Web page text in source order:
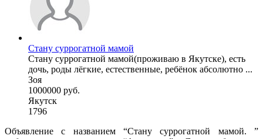
Стану суррогатной мамой
Стану суррогатной мамой(проживаю в Якутске), есть
дочь, роды лёгкие, естественные, ребёнок абсолютно ...
Зоя
1000000 руб.
Якутск
1796
Объявление с названием “Стану суррогатной мамой. ”